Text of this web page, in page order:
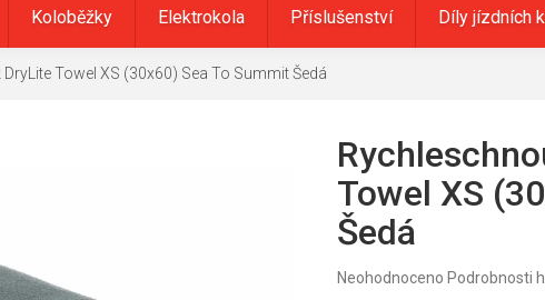
Koloběžky Elektrokola Příslušenství Díly jízdních
Towel XS (30x60) Sea To Summit Šedá
Towel XS
Šedá
Průměrné
Neohodnoceno Podrobnosti